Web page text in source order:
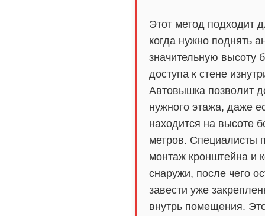
Этот метод подходит
когда нужно поднять
значительную высоту
доступа к стене
Автовышка позволит
нужного этажа, даже
находится на высоте
метров. Специалисты
монтаж кронштейна и
снаружи, после чего
завести уже
внутрь помещения.